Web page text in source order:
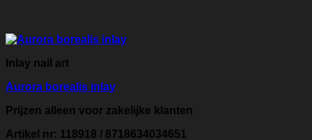
Inlay nail art
Aurora borealis inlay
Prijzen alleen voor zakelijke klanten
Artikel nr: 118918 / 8718634034651